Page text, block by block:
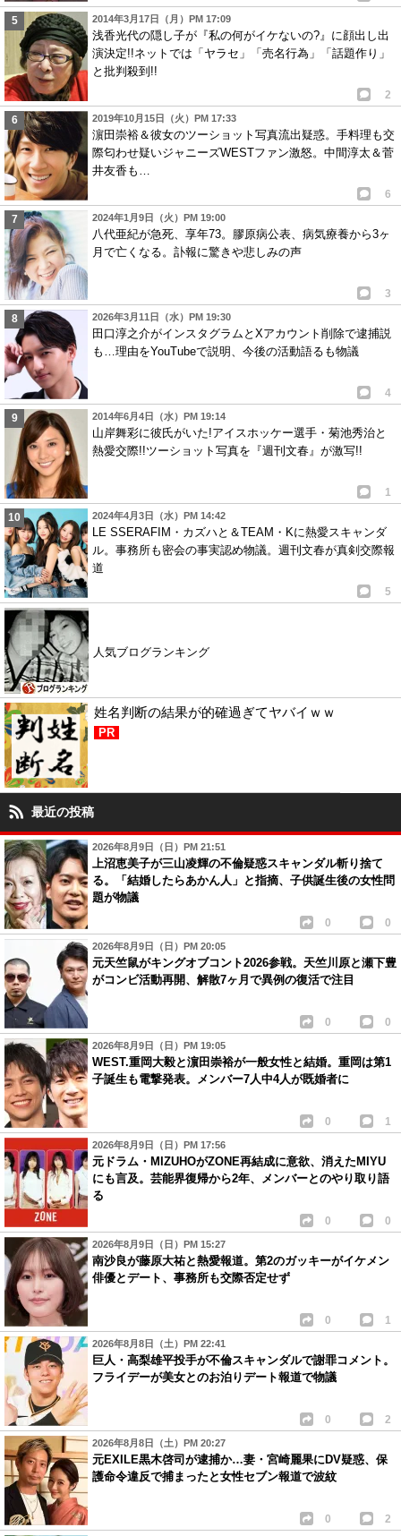
2014年3月17日（月）PM 17:09
浅香光代の隠し子が『私の何がイケないの?』に顔出し出
演決定!!ネットでは「ヤラセ」「売名行為」「話題作り」
と批判殺到!!
2
2019年10月15日（火）PM 17:33
濵田崇裕＆彼女のツーショット写真流出疑惑。手料理も交
際匂わせ疑いジャニーズWESTファン激怒。中間淳太＆菅
井友香も…
6
2024年1月9日（火）PM 19:00
八代亜紀が急死、享年73。膠原病公表、病気療養から3ヶ
月で亡くなる。訃報に驚きや悲しみの声
3
2026年3月11日（水）PM 19:30
田口淳之介がインスタグラムとXアカウント削除で逮捕説
も…理由をYouTubeで説明、今後の活動語るも物議
4
2014年6月4日（水）PM 19:14
山岸舞彩に彼氏がいた!アイスホッケー選手・菊池秀治と
熱愛交際!!ツーショット写真を『週刊文春』が激写!!
1
2024年4月3日（水）PM 14:42
LE SSERAFIM・カズハと＆TEAM・Kに熱愛スキャンダ
ル。事務所も密会の事実認め物議。週刊文春が真剣交際報
道
5
人気ブログランキング
姓名判断の結果が的確過ぎてヤバイｗｗ
PR
最近の投稿
2026年8月9日（日）PM 21:51
上沼恵美子が三山凌輝の不倫疑惑スキャンダル斬り捨て
る。「結婚したらあかん人」と指摘、子供誕生後の女性問
題が物議
0 0
2026年8月9日（日）PM 20:05
元天竺鼠がキングオブコント2026参戦。天竺川原と瀬下豊
がコンビ活動再開、解散7ヶ月で異例の復活で注目
0 0
2026年8月9日（日）PM 19:05
WEST.重岡大毅と濵田崇裕が一般女性と結婚。重岡は第1
子誕生も電撃発表。メンバー7人中4人が既婚者に
0 1
2026年8月9日（日）PM 17:56
元ドラム・MIZUHOがZONE再結成に意欲、消えたMIYU
にも言及。芸能界復帰から2年、メンバーとのやり取り語
る
0 0
2026年8月9日（日）PM 15:27
南沙良が藤原大祐と熱愛報道。第2のガッキーがイケメン
俳優とデート、事務所も交際否定せず
0 1
2026年8月8日（土）PM 22:41
巨人・高梨雄平投手が不倫スキャンダルで謝罪コメント。
フライデーが美女とのお泊りデート報道で物議
0 2
2026年8月8日（土）PM 20:27
元EXILE黒木啓司が逮捕か…妻・宮崎麗果にDV疑惑、保
護命令違反で捕まったと女性セブン報道で波紋
0 2